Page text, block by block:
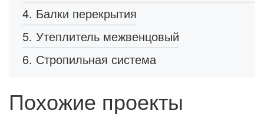
4. Балки перекрытия
5. Утеплитель межвенцовый
6. Стропильная система
Похожие проекты